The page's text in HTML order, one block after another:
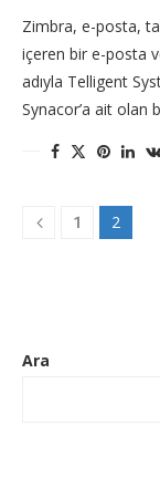
Zimbra, e-posta,
içeren bir e-posta
adıyla Telligent
Synacor’a ait olan
1 2
Ara